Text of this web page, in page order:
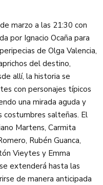
marzo a las 21:30 con
por Ignacio Ocaña para
de Olga Valencia,
del destino,
allí, la historia se
con personajes típicos
una mirada aguda y
costumbres salteñas. El
Martens, Carmita
Rubén Guanca,
Vieytes y Emma
extenderá hasta las
de manera anticipada